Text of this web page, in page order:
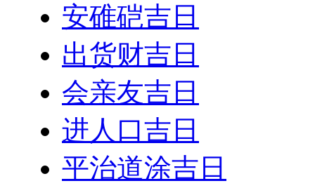
安碓硙吉日
出货财吉日
会亲友吉日
进人口吉日
平治道涂吉日